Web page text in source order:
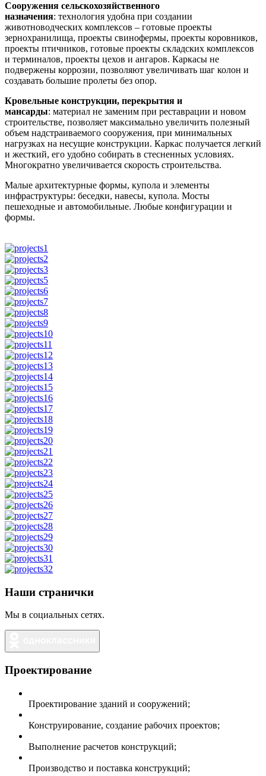
Сооружения сельскохозяйственного
назначения: технология удобна при создании
животноводческих комплексов – готовые проекты
зернохранилища, проекты свинофермы, проекты коровников,
проекты птичников, готовые проекты складских комплексов
и терминалов, проекты цехов и ангаров. Каркасы не
подвержены коррозии, позволяют увеличивать шаг колон и
создавать большие пролеты без опор.
Кровельные конструкции, перекрытия и
мансарды: материал не заменим при реставрации и новом
строительстве, позволяет максимально увеличить полезный
объем надстраиваемого сооружения, при минимальных
нагрузках на несущие конструкции. Каркас получается легкий
и жесткий, его удобно собирать в стесненных условиях.
Многократно увеличивается скорость строительства.
Малые архитектурные формы, купола и элементы
инфраструктуры: беседки, навесы, купола. Мосты
пешеходные и автомобильные. Любые конфигурации и
формы.
Наши странички
Мы в социальных сетях.
Проектирование
Проектирование зданий и сооружений;
Конструирование, создание рабочих проектов;
Выполнение расчетов конструкций;
Производство и поставка конструкций;